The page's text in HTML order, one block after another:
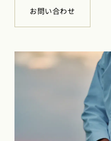
お問い合わせ